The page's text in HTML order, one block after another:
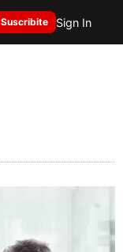
Suscribite Sign In